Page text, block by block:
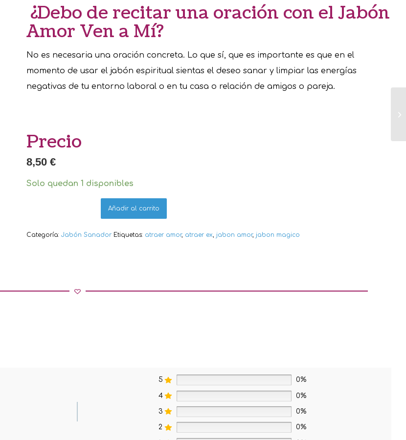
¿Debo de recitar una oración con el Jabón
Amor Ven a Mí?
No es necesaria una oración concreta. Lo que sí, que es importante es que en el
momento de usar el jabón espiritual sientas el deseo sanar y limpiar las energías
negativas de tu entorno laboral o en tu casa o relación de amigos o pareja.
Precio
8,50 €
Solo quedan 1 disponibles
Añadir al carrito
Categoría: Jabón Sanador Etiquetas: atraer amor, atraer ex, jabon amor, jabon magico
5 0%
4 0%
3 0%
2 0%